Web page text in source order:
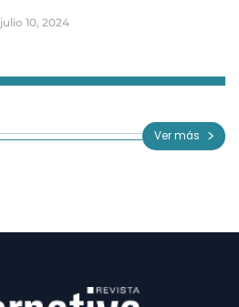
julio 10, 2024
Ver más